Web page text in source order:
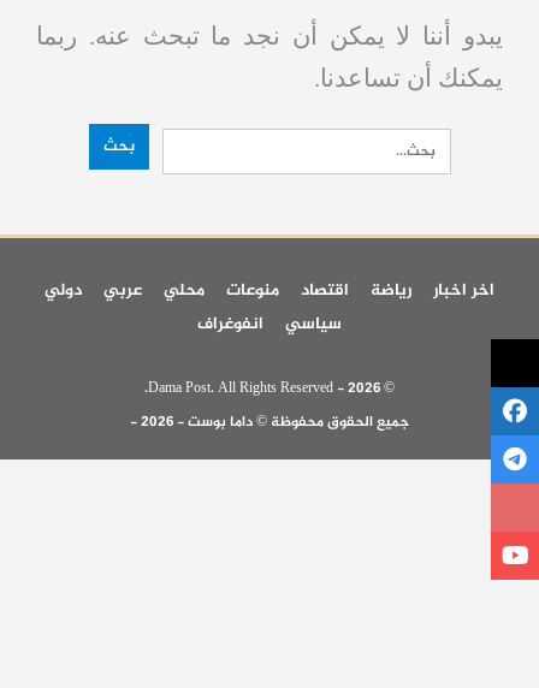
يبدو أننا لا يمكن أن نجد ما تبحث عنه. ربما
يمكنك أن تساعدنا.
اخر اخبار رياضة اقتصاد منوعات محلي عربي
دولي
سياسي
انفوغراف
© 2026 - Dama Post. All Rights Reserved.
جميع الحقوق محفوظة © داما بوست - 2026 -